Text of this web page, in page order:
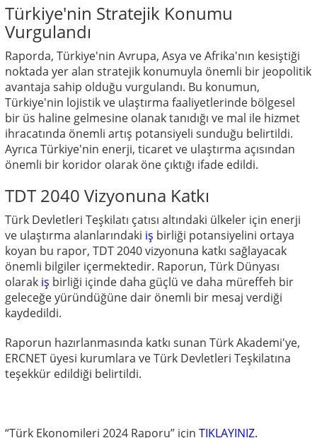
Türkiye'nin Stratejik Konumu
Vurgulandı
Raporda, Türkiye'nin Avrupa, Asya ve Afrika'nın kesiştiği
noktada yer alan stratejik konumuyla önemli bir jeopolitik
avantaja sahip olduğu vurgulandı. Bu konumun,
Türkiye'nin lojistik ve ulaştırma faaliyetlerinde bölgesel
bir üs haline gelmesine olanak tanıdığı ve mal ile hizmet
ihracatında önemli artış potansiyeli sunduğu belirtildi.
Ayrıca Türkiye'nin enerji, ticaret ve ulaştırma açısından
önemli bir koridor olarak öne çıktığı ifade edildi.
TDT 2040 Vizyonuna Katkı
Türk Devletleri Teşkilatı çatısı altındaki ülkeler için enerji
ve ulaştırma alanlarındaki iş birliği potansiyelini ortaya
koyan bu rapor, TDT 2040 vizyonuna katkı sağlayacak
önemli bilgiler içermektedir. Raporun, Türk Dünyası
olarak iş birliği içinde daha güçlü ve daha müreffeh bir
geleceğe yüründüğüne dair önemli bir mesaj verdiği
kaydedildi.
Raporun hazırlanmasında katkı sunan Türk Akademi'ye,
ERCNET üyesi kurumlara ve Türk Devletleri Teşkilatına
teşekkür edildiği belirtildi.
“Türk Ekonomileri 2024 Raporu” için TIKLAYINIZ.